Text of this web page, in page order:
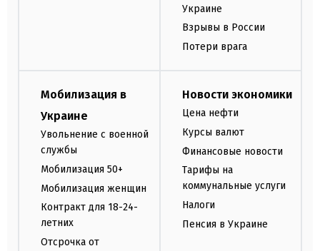
Украине
Взрывы в России
Потери врага
Мобилизация в
Украине
Увольнение с военной
службы
Мобилизация 50+
Мобилизация женщин
Контракт для 18-24-
летних
Отсрочка от
Новости экономики
Цена нефти
Курсы валют
Финансовые новости
Тарифы на
коммунальные услуги
Налоги
Пенсия в Украине